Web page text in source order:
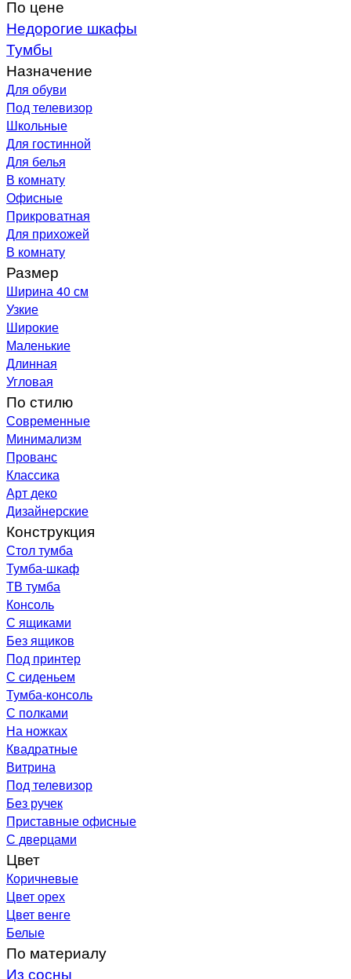
По цене
Недорогие шкафы
Тумбы
Назначение
Для обуви
Под телевизор
Школьные
Для гостинной
Для белья
В комнату
Офисные
Прикроватная
Для прихожей
В комнату
Размер
Ширина 40 см
Узкие
Широкие
Маленькие
Длинная
Угловая
По стилю
Современные
Минимализм
Прованс
Классика
Арт деко
Дизайнерские
Конструкция
Стол тумба
Тумба-шкаф
ТВ тумба
Консоль
С ящиками
Без ящиков
Под принтер
С сиденьем
Тумба-консоль
С полками
На ножках
Квадратные
Витрина
Под телевизор
Без ручек
Приставные офисные
С дверцами
Цвет
Коричневые
Цвет орех
Цвет венге
Белые
По материалу
Из сосны